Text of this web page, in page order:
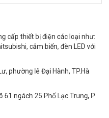
cấp thiết bị điện các loại như:
cảm biến, đèn LED với
phường lê Đại Hành, TP.Hà
61 ngách 25 Phố Lạc Trung, P